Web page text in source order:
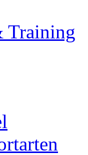
Training